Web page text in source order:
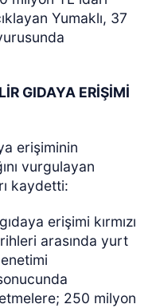
Yumaklı, 37
GIDAYA ERİŞİMİ
erişiminin
vurgulayan
kaydetti:
erişimi kırmızı
arasında yurt
250 milyon